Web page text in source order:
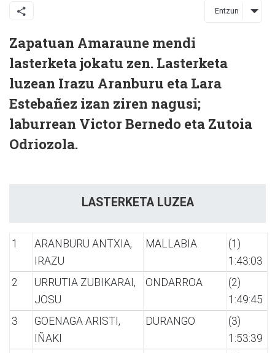
Entzun
Zapatuan Amaraune mendi
lasterketa jokatu zen. Lasterketa
luzean Irazu Aranburu eta Lara
Estebañez izan ziren nagusi;
laburrean Victor Bernedo eta Zutoia
Odriozola.
LASTERKETA LUZEA
1
ARANBURU ANTXIA,
IRAZU
MALLABIA
(1)
1:43:03
2
URRUTIA ZUBIKARAI,
JOSU
ONDARROA
(2)
1:49:45
3
GOENAGA ARISTI,
IÑAKI
DURANGO
(3)
1:53:39